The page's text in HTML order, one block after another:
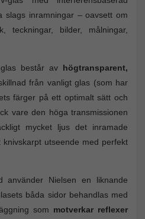
slags inramningar – oavsett om
teckningar, bilder, målningar,
består av högtransparent,
från vanligt glas (som har
färger på ett optimalt sätt och
vare den höga transmissionen
mycket ljus det inramade
utseende med perfekt
använder Nielsen en liknande
båda sidor behandlas med
som motverkar reflexer